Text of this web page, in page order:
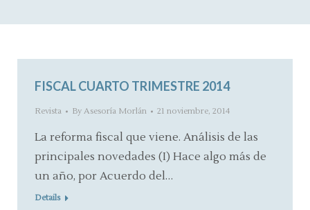
FISCAL CUARTO TRIMESTRE 2014
Revista By Asesoría Morlán 21 noviembre, 2014
La reforma fiscal que viene. Análisis de las
principales novedades (I) Hace algo más de
un año, por Acuerdo del…
Details